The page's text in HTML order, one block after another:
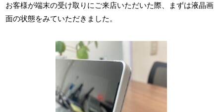
お客様が端末の受け取りにご来店いただいた際、まずは液晶画
面の状態をみていただきました。